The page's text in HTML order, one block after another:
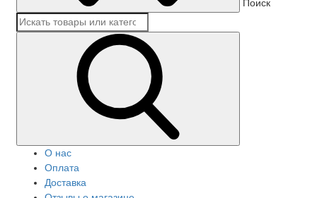
Поиск
О нас
Оплата
Доставка